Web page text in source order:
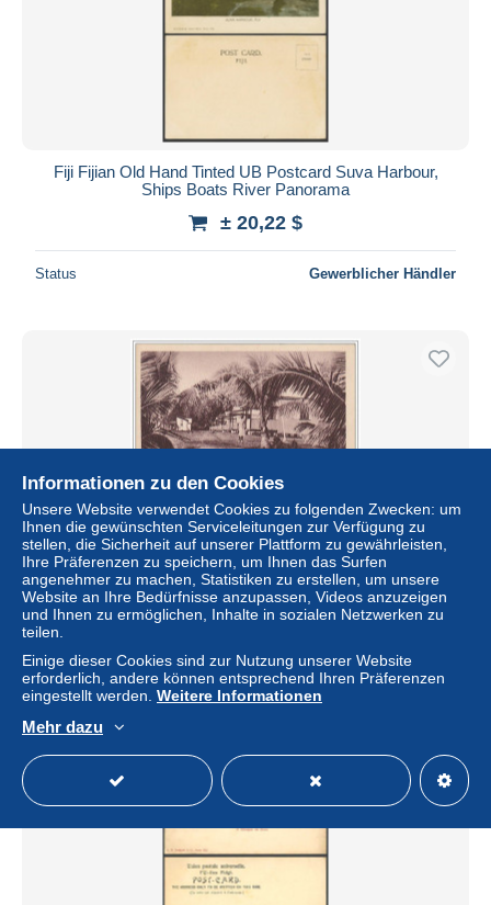
Fiji Fijian Old Hand Tinted UB Postcard Suva Harbour,
Ships Boats River Panorama
± 20,22 $
Status Gewerblicher Händler
cpa Réf-JP-P-863 ( Série IV Amérique et Océanie ) Un
Village de Lépreux à MAKOGAI
Status Privatperson
Informationen zu den Cookies
Unsere Website verwendet Cookies zu folgenden Zwecken: um
Ihnen die gewünschten Serviceleitungen zur Verfügung zu
stellen, die Sicherheit auf unserer Plattform zu gewährleisten,
Ihre Präferenzen zu speichern, um Ihnen das Surfen
angenehmer zu machen, Statistiken zu erstellen, um unsere
Website an Ihre Bedürfnisse anzupassen, Videos anzuzeigen
und Ihnen zu ermöglichen, Inhalte in sozialen Netzwerken zu
teilen.
Einige dieser Cookies sind zur Nutzung unserer Website
erforderlich, andere können entsprechend Ihren Präferenzen
eingestellt werden. Weitere Informationen
Mehr dazu